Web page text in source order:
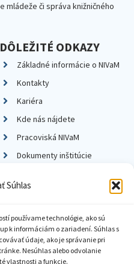
Súhlas
používame technológie, ako sú
k informáciám o zariadení. Súhlas s
údaje, ako je správanie pri
Nesúhlas alebo odvolanie
vlastnosti a funkcie.
mládeže či správa knižničného
DÔLEŽITÉ ODKAZY
Základné informácie o NIVaM
Kontakty
Kariéra
Kde nás nájdete
Pracoviská NIVaM
Dokumenty inštitúcie
súkromia